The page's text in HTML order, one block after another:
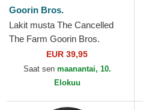
Goorin Bros.
Lakit musta The Cancelled
The Farm Goorin Bros.
EUR 39,95
Saat sen maanantai, 10.
Elokuu